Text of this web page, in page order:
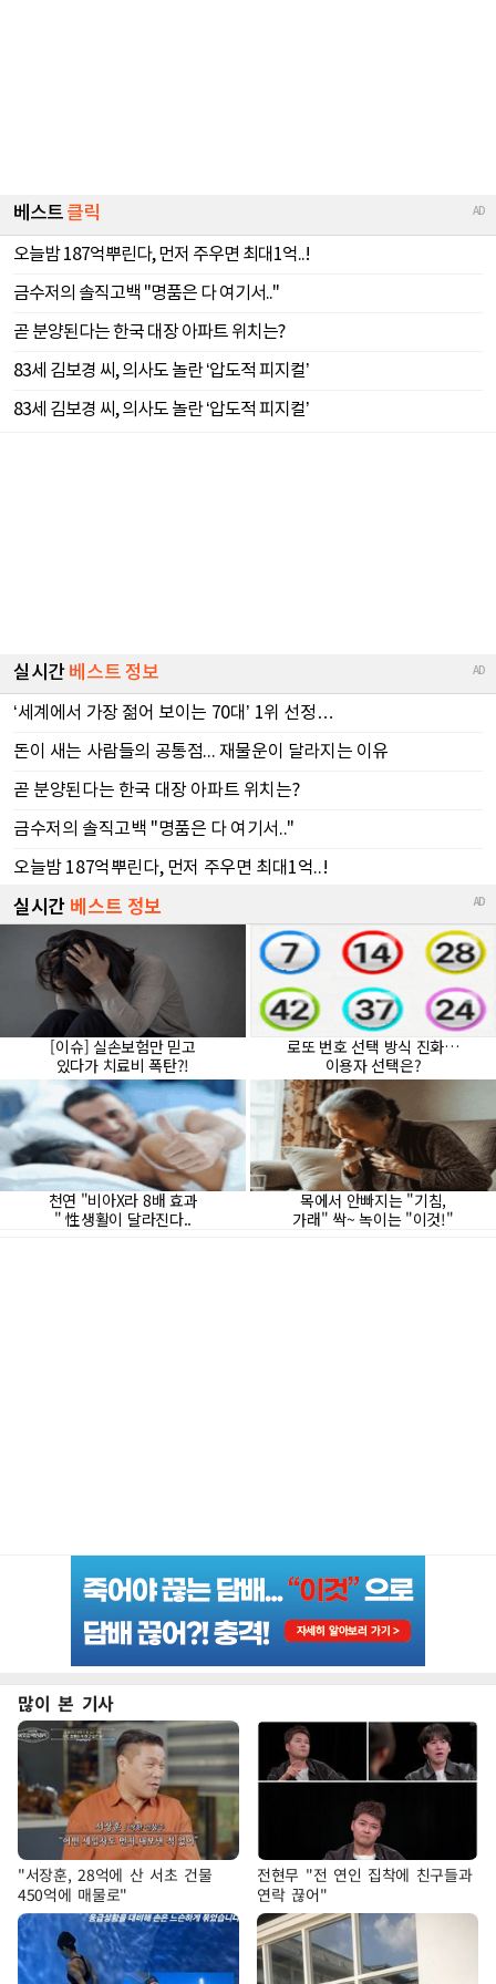
많이 본 기사
"서장훈, 28억에 산 서초 건물
450억에 매물로"
전현무 "전 연인 집착에 친구들과
연락 끊어"